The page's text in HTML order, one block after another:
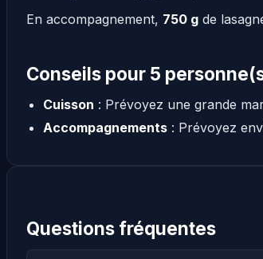
En accompagnement, 750 g de
Conseils pour 5
Cuisson : Prévoyez une grande
Accompagnements: Prévoyez
Questions fréquentes